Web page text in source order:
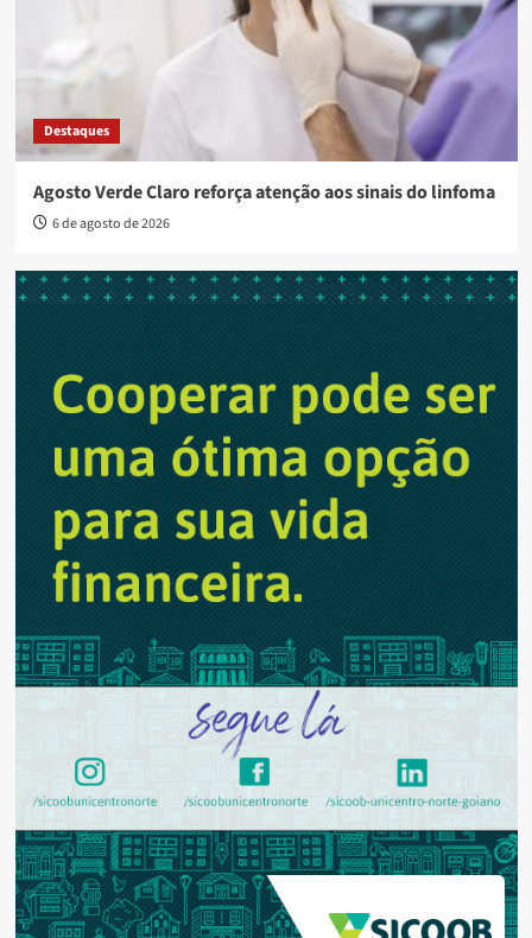
Destaques
Agosto Verde Claro reforça atenção aos sinais do linfoma
6 de agosto de 2026